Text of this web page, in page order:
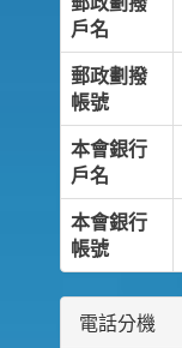
戶名
郵政劃撥
帳號
本會銀行
戶名
本會銀行
帳號
電話分機